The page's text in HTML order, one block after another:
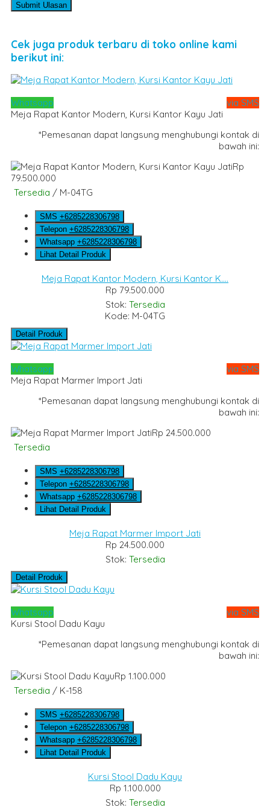
Cek juga produk terbaru di toko online kami
berikut ini:
Whatsapp
via SMS
Meja Rapat Kantor Modern, Kursi Kantor Kayu Jati
*Pemesanan dapat langsung menghubungi kontak di
bawah ini:
Rp
79.500.000
Tersedia / M-04TG
SMS +6285228306798
Telepon +6285228306798
Whatsapp +6285228306798
Lihat Detail Produk
Meja Rapat Kantor Modern, Kursi Kantor K....
Rp 79.500.000
Stok: Tersedia
Kode: M-04TG
Detail Produk
Whatsapp
via SMS
Meja Rapat Marmer Import Jati
*Pemesanan dapat langsung menghubungi kontak di
bawah ini:
Rp 24.500.000
Tersedia
SMS +6285228306798
Telepon +6285228306798
Whatsapp +6285228306798
Lihat Detail Produk
Meja Rapat Marmer Import Jati
Rp 24.500.000
Stok: Tersedia
Detail Produk
Whatsapp
via SMS
Kursi Stool Dadu Kayu
*Pemesanan dapat langsung menghubungi kontak di
bawah ini:
Rp 1.100.000
Tersedia / K-158
SMS +6285228306798
Telepon +6285228306798
Whatsapp +6285228306798
Lihat Detail Produk
Kursi Stool Dadu Kayu
Rp 1.100.000
Stok: Tersedia